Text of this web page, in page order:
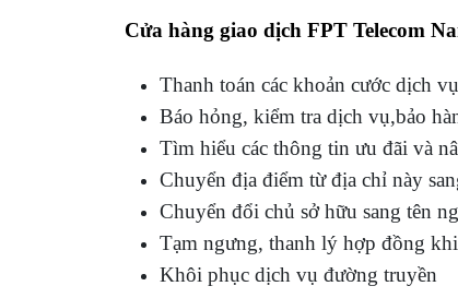
Cửa hàng giao dịch FPT Telecom
Thanh toán các khoản cước dịch
Báo hỏng, kiểm tra dịch vụ,bảo
Tìm hiểu các thông tin ưu đãi và
Chuyển địa điểm từ địa chỉ này
Chuyển đổi chủ sở hữu sang tên
Tạm ngưng, thanh lý hợp đồng
Khôi phục dịch vụ đường truyền